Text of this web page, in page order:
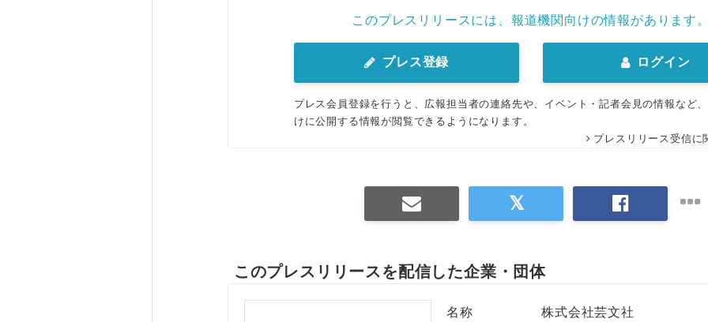
このプレスリリースには、報道機関向けの情報があります。
プレス登録 ログイン
プレス会員登録を行うと、広報担当者の連絡先や、イベント・記者会見の情報など
けに公開する情報が閲覧できるようになります。
プレスリリース受信に
このプレスリリースを配信した企業・団体
名称
株式会社芸文社